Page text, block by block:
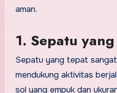
aman.
1. Sepatu
Sepatu yang tepat
mendukung aktivitas
sol yang empuk dan